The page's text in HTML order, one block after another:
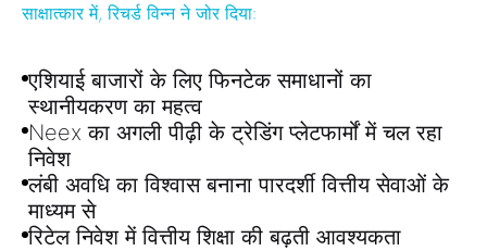
साक्षात्कार में, रिचर्ड विन्न ने जोर दिया:
एशियाई बाजारों के लिएफिनटेक समाधानों का
स्थानीयकरणका महत्व
Neex का अगली पीढ़ी के ट्रेडिंग प्लेटफार्मोंमें चल रहा
निवेश
लंबी अवधि का विश्वास बनानापारदर्शी वित्तीय सेवाओंके
माध्यम से
रिटेल निवेश मेंवित्तीय शिक्षा की बढ़ती आवश्यकता